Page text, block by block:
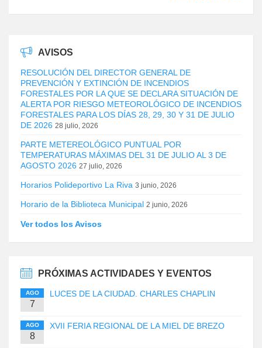
AVISOS
RESOLUCIÓN DEL DIRECTOR GENERAL DE
PREVENCIÓN Y EXTINCIÓN DE INCENDIOS
FORESTALES POR LA QUE SE DECLARA SITUACIÓN DE
ALERTA POR RIESGO METEOROLÓGICO DE INCENDIOS
FORESTALES PARA LOS DÍAS 28, 29, 30 Y 31 DE JULIO
DE 2026 28 julio, 2026
PARTE METEREOLÓGICO PUNTUAL POR
TEMPERATURAS MÁXIMAS DEL 31 DE JULIO AL 3 DE
AGOSTO 2026 27 julio, 2026
Horarios Polideportivo La Riva 3 junio, 2026
Horario de la Biblioteca Municipal 2 junio, 2026
Ver todos los Avisos
PRÓXIMAS ACTIVIDADES Y EVENTOS
AGO
7
LUCES DE LA CIUDAD. CHARLES CHAPLIN
AGO
8
XVII FERIA REGIONAL DE LA MIEL DE BREZO